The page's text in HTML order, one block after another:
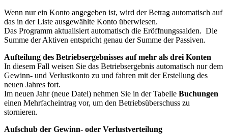
Wenn nur ein Konto angegeben ist, wird der Betrag automatisch auf
das in der Liste ausgewählte Konto überwiesen.
Das Programm aktualisiert automatisch die Eröffnungssalden. Die
Summe der Aktiven entspricht genau der Summe der Passiven.
Aufteilung des Betriebsergebnisses auf mehr als drei Konten
In diesem Fall weisen Sie das Betriebsergebnis automatisch nur dem
Gewinn- und Verlustkonto zu und fahren mit der Erstellung des
neuen Jahres fort.
Im neuen Jahr (neue Datei) nehmen Sie in der Tabelle Buchungen
einen Mehrfacheintrag vor, um den Betriebsüberschuss zu
stornieren.
Aufschub der Gewinn- oder Verlustverteilung